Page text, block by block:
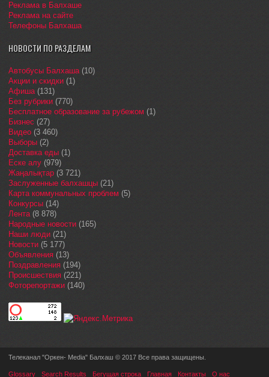
Реклама в Балхаше
Реклама на сайте
Телефоны Балхаша
НОВОСТИ ПО РАЗДЕЛАМ
Автобусы Балхаша(10)
Акции и скидки (1)
Афиша(131)
Без рубрики (770)
Бесплатное образование за рубежом (1)
Бизнес (27)
Видео (3 460)
Выборы (2)
Доставка еды (1)
Еске алу (979)
Жаңалықтар (3 721)
Заслуженные балхашцы (21)
Карта коммунальных проблем (5)
Конкурсы (14)
Лента(8 878)
Народные новости (165)
Наши люди (21)
Новости (5 177)
Объявления (13)
Поздравления (194)
Происшествия (221)
Фоторепортажи (140)
Телеканал "Оркен- Media" Балхаш © 2017 Все права защищены.
Glossary Search Results Бегущая строка Главная Контакты О нас